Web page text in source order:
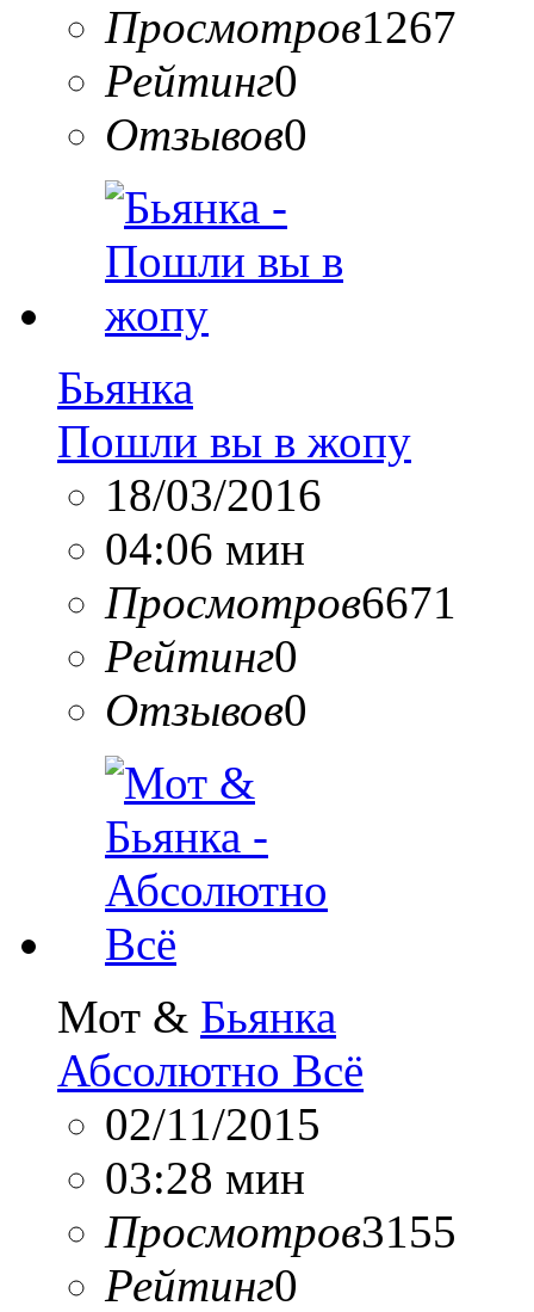
Просмотров1267
Рейтинг0
Отзывов0
Бьянка
Пошли вы в жопу
18/03/2016
04:06 мин
Просмотров6671
Рейтинг0
Отзывов0
Мот & Бьянка
Абсолютно Всё
02/11/2015
03:28 мин
Просмотров3155
Рейтинг0